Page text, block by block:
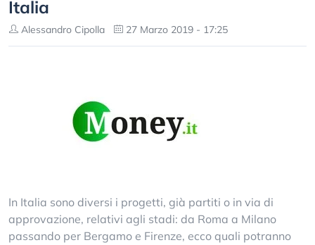
Italia
Alessandro Cipolla 27 Marzo 2019 - 17:25
In Italia sono diversi i progetti, già partiti o in via di
approvazione, relativi agli stadi: da Roma a Milano
passando per Bergamo e Firenze, ecco quali potranno